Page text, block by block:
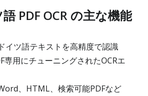
語 PDF OCR の主な機能
イツ語テキストを高精度で認識
専用にチューニングされたOCRエ
、HTML、検索可能PDFなど